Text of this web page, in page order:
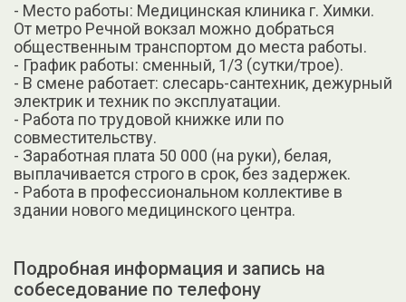
- Место работы: Медицинская клиника г. Химки.
От метро Речной вокзал можно добраться
общественным транспортом до места работы.
- График работы: сменный, 1/3 (сутки/трое).
- В смене работает: слесарь-сантехник, дежурный
электрик и техник по эксплуатации.
- Работа по трудовой книжке или по
совместительству.
- Заработная плата 50 000 (на руки), белая,
выплачивается строго в срок, без задержек.
- Работа в профессиональном коллективе в
здании нового медицинского центра.
Подробная информация и запись на
собеседование по телефону